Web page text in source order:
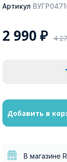
Артикул
2 990 ₽ 4
Добавить в
В магазине